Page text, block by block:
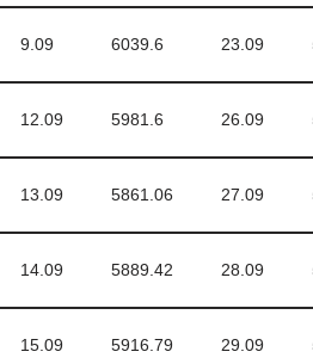
9.09 6039.6 23.09
12.09 5981.6 26.09
13.09 5861.06 27.09
14.09 5889.42 28.09
15.09 5916.79 29.09